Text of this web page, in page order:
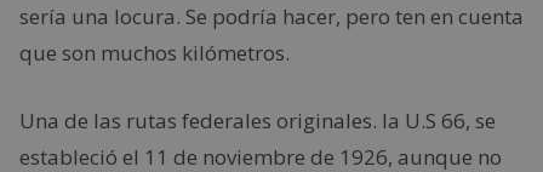
sería una locura. Se podría hacer, pero ten en cuenta
que son muchos kilómetros.
Una de las rutas federales originales. la U.S 66, se
estableció el 11 de noviembre de 1926, aunque no